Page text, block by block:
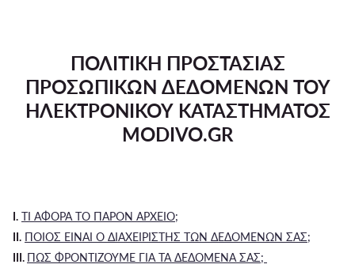
ΠΟΛΙΤΙΚΗ ΠΡΟΣΤΑΣΙΑΣ
ΠΡΟΣΩΠΙΚΩΝ ΔΕΔΟΜΕΝΩΝ ΤΟΥ
ΗΛΕΚΤΡΟΝΙΚΟΥ ΚΑΤΑΣΤΗΜΑΤΟΣ
MODIVO.GR
I. ΤΙ ΑΦΟΡΑ ΤΟ ΠΑΡΟΝ ΑΡΧΕΙΟ;
II. ΠΟΙΟΣ ΕΙΝΑΙ Ο ΔΙΑΧΕΙΡΙΣΤΗΣ ΤΩΝ ΔΕΔΟΜΕΝΩΝ ΣΑΣ;
III. ΠΩΣ ΦΡΟΝΤΙΖΟΥΜΕ ΓΙΑ ΤΑ ΔΕΔΟΜΕΝΑ ΣΑΣ;